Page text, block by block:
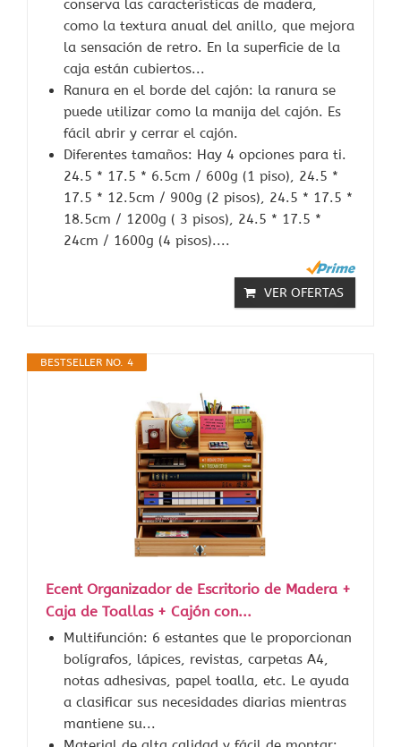
conserva las características de madera,
como la textura anual del anillo, que mejora
la sensación de retro. En la superficie de la
caja están cubiertos...
Ranura en el borde del cajón: la ranura se
puede utilizar como la manija del cajón. Es
fácil abrir y cerrar el cajón.
Diferentes tamaños: Hay 4 opciones para ti.
24.5 * 17.5 * 6.5cm / 600g (1 piso), 24.5 *
17.5 * 12.5cm / 900g (2 pisos), 24.5 * 17.5 *
18.5cm / 1200g ( 3 pisos), 24.5 * 17.5 *
24cm / 1600g (4 pisos)....
VER OFERTAS
BESTSELLER NO. 4
Ecent Organizador de Escritorio de Madera +
Caja de Toallas + Cajón con...
Multifunción: 6 estantes que le proporcionan
bolígrafos, lápices, revistas, carpetas A4,
notas adhesivas, papel toalla, etc. Le ayuda
a clasificar sus necesidades diarias mientras
mantiene su...